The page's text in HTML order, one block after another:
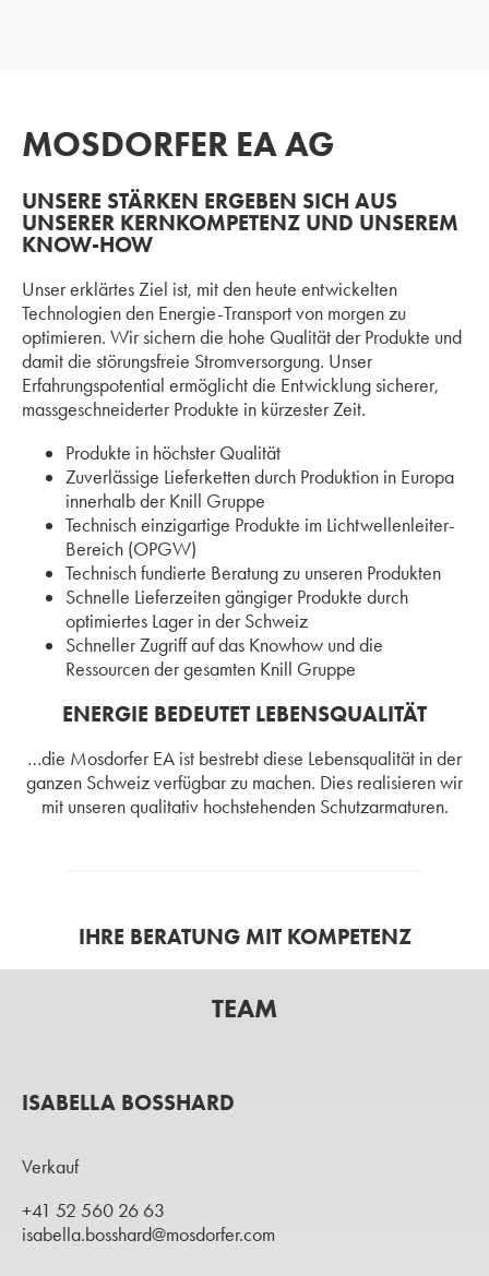
Dienstleistungen
REFERENZEN
KARRIERE
MOSDORFER EA AG
UNSERE STÄRKEN ERGEBEN SICH AUS
UNSERER KERNKOMPETENZ UND UNSEREM
KNOW-HOW
Unser erklärtes Ziel ist, mit den heute entwickelten
Technologien den Energie-Transport von morgen zu
optimieren. Wir sichern die hohe Qualität der Produkte und
damit die störungsfreie Stromversorgung. Unser
Erfahrungspotential ermöglicht die Entwicklung sicherer,
massgeschneiderter Produkte in kürzester Zeit.
Produkte in höchster Qualität
Zuverlässige Lieferketten durch Produktion in Europa
innerhalb der Knill Gruppe
Technisch einzigartige Produkte im Lichtwellenleiter-
Bereich (OPGW)
Technisch fundierte Beratung zu unseren Produkten
Schnelle Lieferzeiten gängiger Produkte durch
optimiertes Lager in der Schweiz
Schneller Zugriff auf das Knowhow und die
Ressourcen der gesamten Knill Gruppe
ENERGIE BEDEUTET LEBENSQUALITÄT
…die Mosdorfer EA ist bestrebt diese Lebensqualität in der
ganzen Schweiz verfügbar zu machen. Dies realisieren wir
mit unseren qualitativ hochstehenden Schutzarmaturen.
IHRE BERATUNG MIT KOMPETENZ
TEAM
ISABELLA BOSSHARD
Verkauf
+41 52 560 26 63
isabella.bosshard@mosdorfer.com